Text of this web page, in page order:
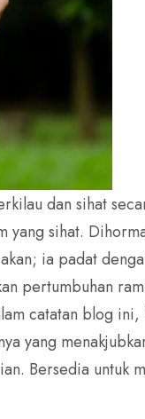
dan sihat
sihat.
ia padat
pertumbuhan
catatan blog ini,
yang
Bersedia untuk